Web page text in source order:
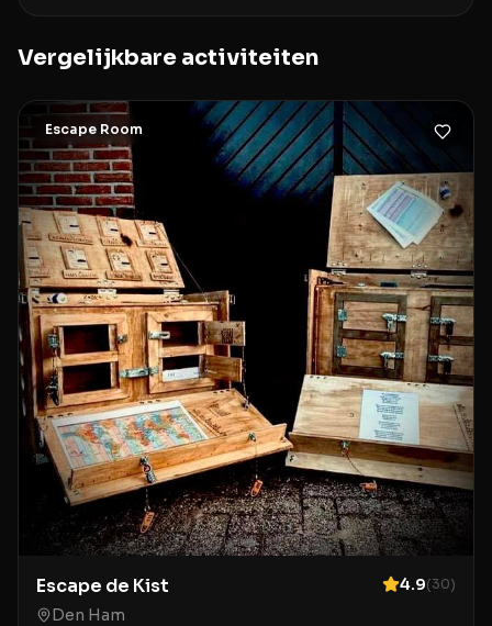
Vergelijkbare activiteiten
Escape Room
Escape de Kist 4.9(30)
Den Ham